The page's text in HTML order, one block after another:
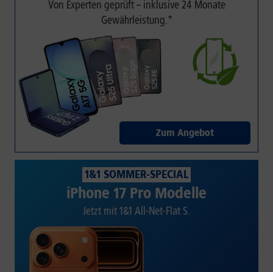
Von Experten geprüft – inklusive 24 Monate
Gewährleistung.*
Zum Angebot
1&1 SOMMER-SPECIAL
iPhone 17 Pro Modelle
Jetzt mit 1&1 All-Net-Flat S.